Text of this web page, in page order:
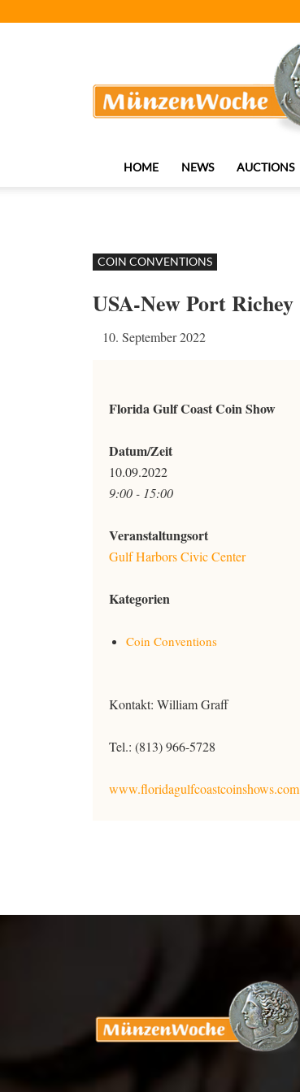
HOME NEWS AUCTIONS
COIN CONVENTIONS
USA-New Port Richey
10. September 2022
Florida Gulf Coast Coin Show
Datum/Zeit
10.09.2022
9:00 - 15:00
Veranstaltungsort
Gulf Harbors Civic Center
Kategorien
Coin Conventions
Kontakt: William Graff
Tel.: (813) 966-5728
www.floridagulfcoastcoinshows.com